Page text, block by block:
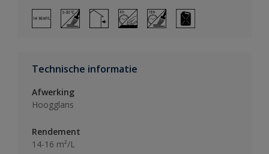
Technische informatie
Afwerking
Hoogglans
Rendement
14-16 m²/L